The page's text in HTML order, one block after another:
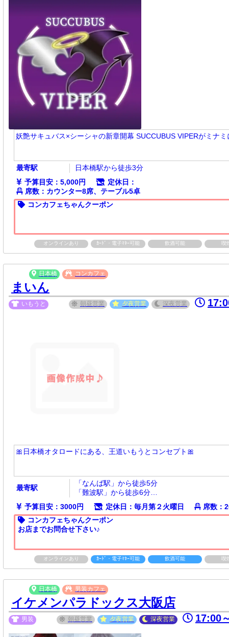
妖艶サキュバス×シーシャの新章開幕 SUCCUBUS VIPERがミナミ
最寄駅
日本橋駅から徒歩3分
予算目安：5,000円
定休日：
席数：カウンター8席、テーブル5卓
コンカフェちゃんクーポン
オンラインあり ｶｰﾄﾞ・電子ﾏﾈｰ可能 飲酒可能 喫
日本橋 コンカフェ
まいん
いもうと 朝昼営業 夕夜営業 深夜営業
🎀日本橋オタロードにある、王道いもうとコンセプト🎀
最寄駅
「なんば駅」から徒歩5分
「難波駅」から徒歩6分
「日本橋駅」から徒歩約8分
予算目安：3000円 定休日：毎月第２火曜日
席数：
コンカフェちゃんクーポン
お店までお問合せ下さい♪
オンラインあり ｶｰﾄﾞ・電子ﾏﾈｰ可能 飲酒可能 喫
日本橋 男装カフェ
イケメンパラドックス大阪店
男装 朝昼営業 夕夜営業 深夜営業 17:00